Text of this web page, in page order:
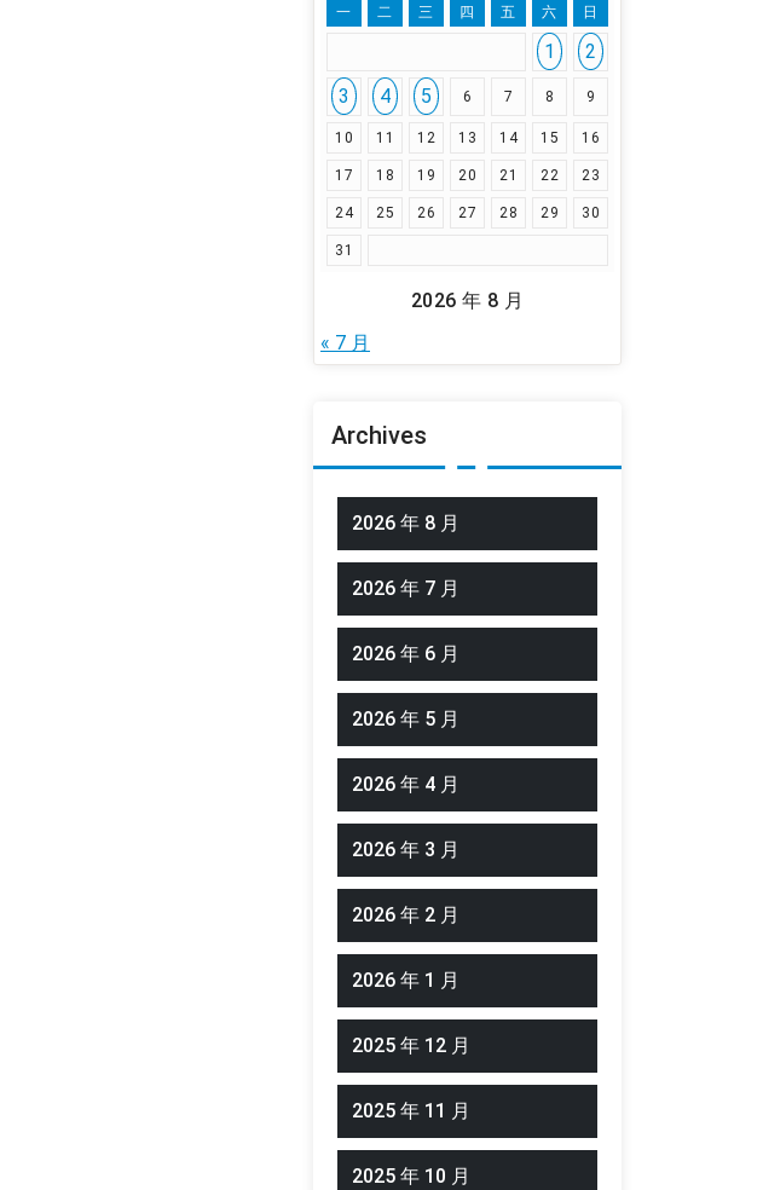
2026 年 8 月
一 二 三 四 五 六 日
1
2
3
4 5 6 7 8 9
10 11 12 13 14 15 16
17 18 19 20 21 22 23
24 25 26 27 28 29 30
31
« 7 月
Archives
2026 年 8 月
2026 年 7 月
2026 年 6 月
2026 年 5 月
2026 年 4 月
2026 年 3 月
2026 年 2 月
2026 年 1 月
2025 年 12 月
2025 年 11 月
2025 年 10 月